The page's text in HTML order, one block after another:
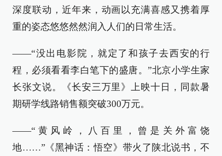
深度联动，近年来，动画以充满喜感又携着厚
重的姿态悠悠然然润入人们的日常生活。
——“没出电影院，就定了和孩子去西安的行
程，必须看看李白笔下的盛唐。”北京小学生家
长张文说。《长安三万里》上映十日，同款暑
期研学线路销售额突破300万元。
——“黄风岭，八百里，曾是关外富饶
地……”《黑神话：悟空》带火了陕北说书，不